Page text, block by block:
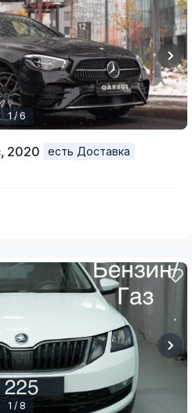
1 / 6
2020
есть Доставка
1 / 8